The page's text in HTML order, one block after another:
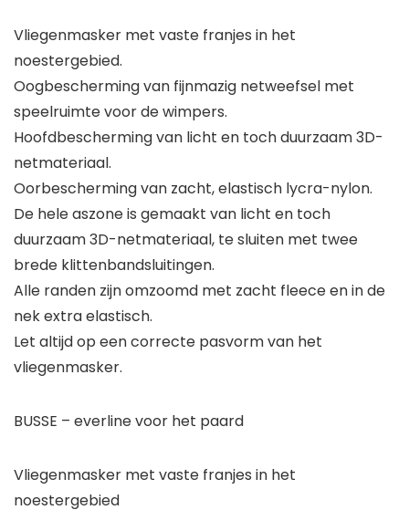
Vliegenmasker met vaste franjes in het
noestergebied.
Oogbescherming van fijnmazig netweefsel met
speelruimte voor de wimpers.
Hoofdbescherming van licht en toch duurzaam 3D-
netmateriaal.
Oorbescherming van zacht, elastisch lycra-nylon.
De hele aszone is gemaakt van licht en toch
duurzaam 3D-netmateriaal, te sluiten met twee
brede klittenbandsluitingen.
Alle randen zijn omzoomd met zacht fleece en in de
nek extra elastisch.
Let altijd op een correcte pasvorm van het
vliegenmasker.
BUSSE – everline voor het paard
Vliegenmasker met vaste franjes in het
noestergebied